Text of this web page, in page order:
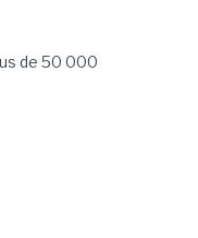
de 50 000